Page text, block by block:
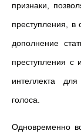
признаки,
преступления, в
дополнение
преступления с
интеллекта
голоса.
Одновременно